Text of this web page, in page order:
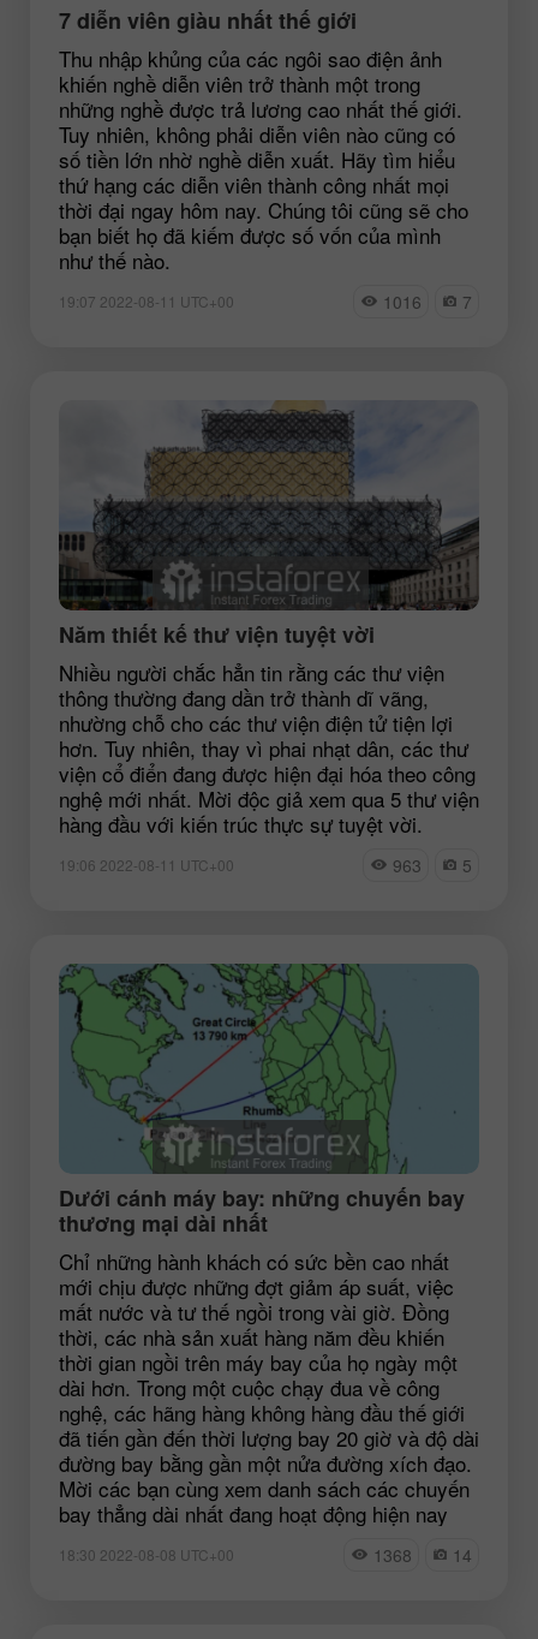
7 diễn viên giàu nhất thế giới
Thu nhập khủng của các ngôi sao điện ảnh
khiến nghề diễn viên trở thành một trong
những nghề được trả lương cao nhất thế giới.
Tuy nhiên, không phải diễn viên nào cũng có
số tiền lớn nhờ nghề diễn xuất. Hãy tìm hiểu
thứ hạng các diễn viên thành công nhất mọi
thời đại ngay hôm nay. Chúng tôi cũng sẽ cho
bạn biết họ đã kiếm được số vốn của mình
như thế nào.
19:07 2022-08-11 UTC+00 1016 7
Năm thiết kế thư viện tuyệt vời
Nhiều người chắc hẳn tin rằng các thư viện
thông thường đang dần trở thành dĩ vãng,
nhường chỗ cho các thư viện điện tử tiện lợi
hơn. Tuy nhiên, thay vì phai nhạt dân, các thư
viện cổ điển đang được hiện đại hóa theo công
nghệ mới nhất. Mời độc giả xem qua 5 thư viện
hàng đầu với kiến trúc thực sự tuyệt vời.
19:06 2022-08-11 UTC+00 963 5
Dưới cánh máy bay: những chuyến bay
thương mại dài nhất
Chỉ những hành khách có sức bền cao nhất
mới chịu được những đợt giảm áp suất, việc
mất nước và tư thế ngồi trong vài giờ. Đồng
thời, các nhà sản xuất hàng năm đều khiến
thời gian ngồi trên máy bay của họ ngày một
dài hơn. Trong một cuộc chạy đua về công
nghệ, các hãng hàng không hàng đầu thế giới
đã tiến gần đến thời lượng bay 20 giờ và độ dài
đường bay bằng gần một nửa đường xích đạo.
Mời các bạn cùng xem danh sách các chuyến
bay thẳng dài nhất đang hoạt động hiện nay
18:30 2022-08-08 UTC+00 1368 14